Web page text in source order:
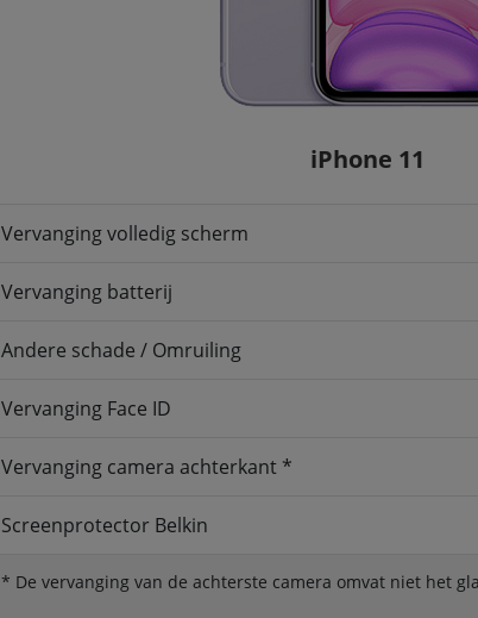
iPhone 11
Vervanging volledig scherm
Vervanging batterij
Andere schade / Omruiling
Vervanging Face ID
Vervanging camera achterkant *
Screenprotector Belkin
* De vervanging van de achterste camera omvat niet het